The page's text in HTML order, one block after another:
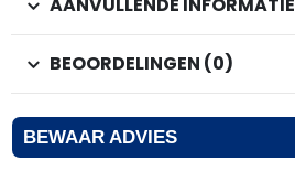
AANVULLENDE INFORMATIE
BEOORDELINGEN (0)
BEWAAR ADVIES